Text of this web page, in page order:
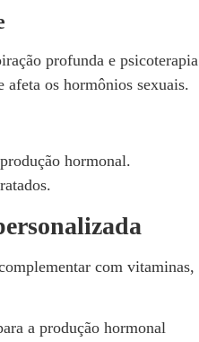
profunda e psicoterapia
os hormônios sexuais.
hormonal.
com vitaminas,
a produção hormonal